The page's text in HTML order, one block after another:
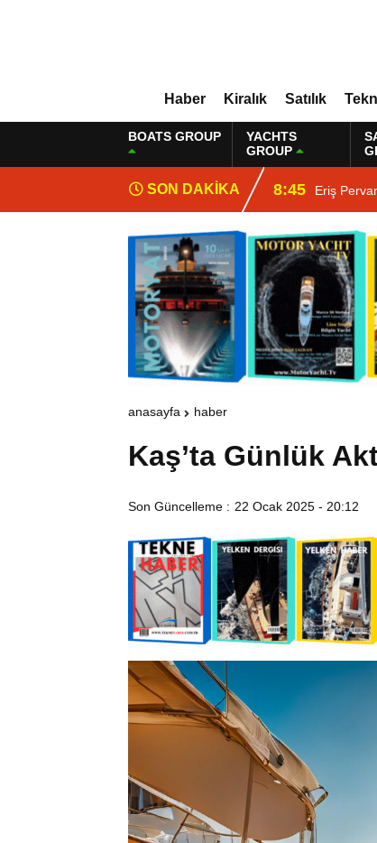
Haber Kiralık Satılık
BOATS GROUP
YACHTS
GROUP
SON DAKİKA 8:45 Eriş
anasayfa haber
Kaş’ta Günlük
Son Güncelleme : 22 Ocak 2025 - 20:12